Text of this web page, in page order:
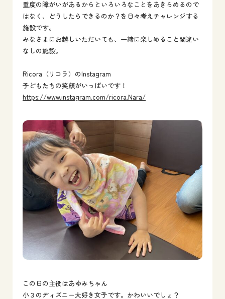
重度の障がいがあるからといろいろなことをあきらめるので
はなく、どうしたらできるのか？を日々考えチャレンジする
施設です。
みなさまにお越しいただいても、一緒に楽しめること間違い
なしの施設。
Ricora（リコラ）のInstagram
子どもたちの笑顔がいっぱいです！
https://www.instagram.com/ricora.Nara/
この日の主役はあゆみちゃん
小３のディズニー大好き女子です。かわいいでしょ？